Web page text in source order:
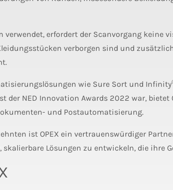
verwendet, erfordert der Scanvorgang keine
verborgen sind und
wie Sure Sort und Infinity
der NED Innovation Awards 2022 war,
und Postautomatisierung.
ist OPEX ein vertrauenswürdiger
skalierbare Lösungen zu entwickeln, die ihre